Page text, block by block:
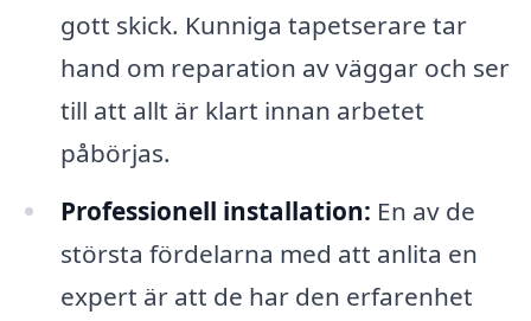
gott skick. Kunniga tapetserare tar
hand om reparation av väggar och ser
till att allt är klart innan arbetet
påbörjas.
Professionell installation: En av de
största fördelarna med att anlita en
expert är att de har den erfarenhet